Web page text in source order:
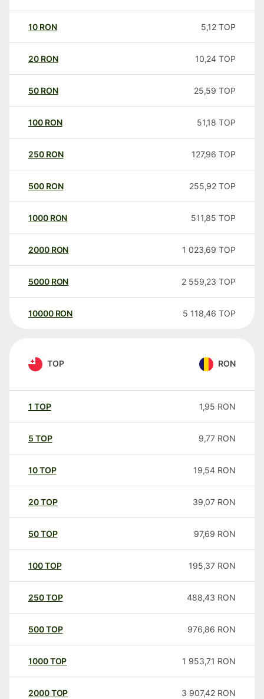
10 RON 5,12 TOP
20 RON 10,24 TOP
50 RON 25,59 TOP
100 RON 51,18 TOP
250 RON 127,96 TOP
500 RON 255,92 TOP
1000 RON 511,85 TOP
2000 RON 1 023,69 TOP
5000 RON 2 559,23 TOP
10000 RON 5 118,46 TOP
TOP RON
1 TOP 1,95 RON
5 TOP 9,77 RON
10TOP 19,54 RON
20TOP 39,07 RON
50TOP 97,69 RON
100TOP 195,37 RON
250TOP 488,43 RON
500TOP 976,86 RON
1000TOP 1 953,71 RON
2000TOP 3 907,42 RON